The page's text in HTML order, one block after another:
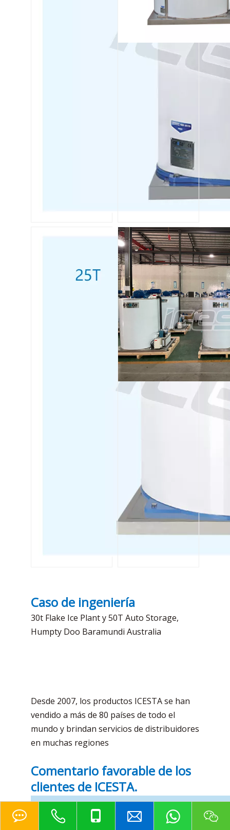
Caso de ingeniería
30t Flake Ice Plant y 50T Auto Storage,
Humpty Doo Baramundi Australia
Desde 2007, los productos ICESTA se han
vendido a más de 80 países de todo el
mundo y brindan servicios de distribuidores
en muchas regiones
Comentario favorable de los
clientes de ICESTA.